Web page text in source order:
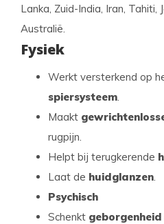
Lanka, Zuid-India, Iran, Tahiti,
Australië.
Fysiek
Werkt versterkend op
spiersysteem.
Maakt gewrichten
rugpijn.
Helpt bij terugkerende
Laat de huidglanzen.
Psychisch
Schenkt geborgenheid